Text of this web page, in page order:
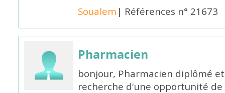
Soualem | Références n° 21673
Pharmacien
bonjour, Pharmacien diplômé
recherche d'une opportunité